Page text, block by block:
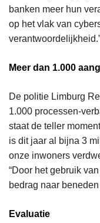
banken meer hun
op het vlak van
Meer dan 1.000
De politie Limburg
1.000 processen-
staat de teller
is dit jaar al bijna 3
onze inwoners
“Door het gebruik
bedrag naar
Evaluatie